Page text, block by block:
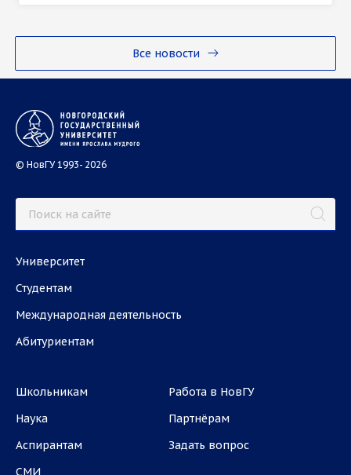
Все новости
© НовГУ 1993- 2026
Университет
Студентам
Международная деятельность
Абитуриентам
Школьникам
Наука
Аспирантам
СМИ
Работа в НовГУ
Партнёрам
Задать вопрос